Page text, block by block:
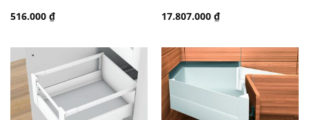
516.000 ₫ 17.807.000 ₫